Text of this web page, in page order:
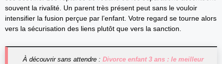
souvent la rivalité. Un parent très présent peut sans le vouloir
intensifier la fusion perçue par l’enfant. Votre regard se tourne alors
vers la sécurisation des liens plutôt que vers la sanction.
À découvrir sans attendre : Divorce enfant 3 ans : le meilleur